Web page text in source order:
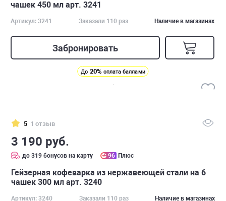
чашек 450 мл арт. 3241
Артикул: 3241 Заказали 110 раз Наличие в магазинах
Забронировать
До 20% оплата баллами
5 1 отзыв
3 190 руб.
до 319 бонусов на карту 96 Плюс
Гейзерная кофеварка из нержавеющей стали на 6
чашек 300 мл арт. 3240
Артикул: 3240 Заказали 110 раз Наличие в магазинах